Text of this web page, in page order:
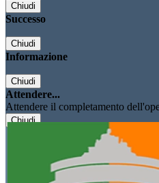
Chiudi
Successo
Chiudi
Informazione
Chiudi
Attendere...
Attendere il completamento
Chiudi